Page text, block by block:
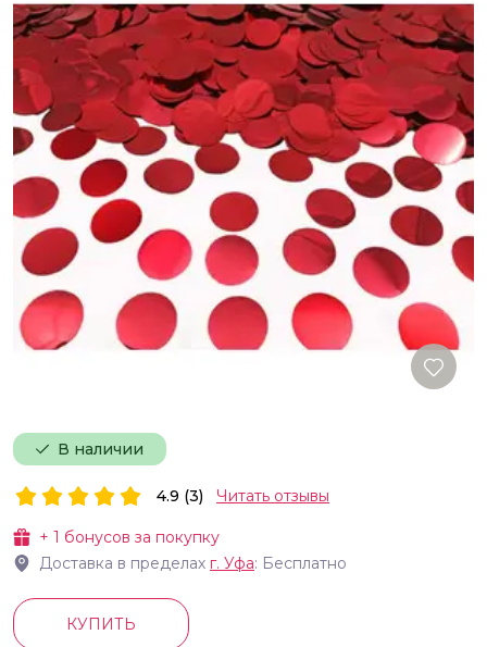
В наличии
+ 1 бонусов за покупку
Доставка в пределах г. Уфа: Бесплатно
4.9 (3) Читать отзывы
КУПИТЬ